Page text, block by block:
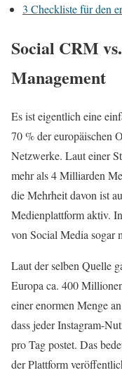
3 Checkliste für den
Social CRM
Management
Es ist eigentlich eine
70 % der europäischen
Netzwerke. Laut einer
mehr als 4 Milliarden
die Mehrheit davon ist
Medienplattform aktiv.
von Social Media sogar
Laut der selben Quelle
Europa ca. 400
einer enormen Menge
dass jeder Instagram-
pro Tag postet. Das
der Plattform